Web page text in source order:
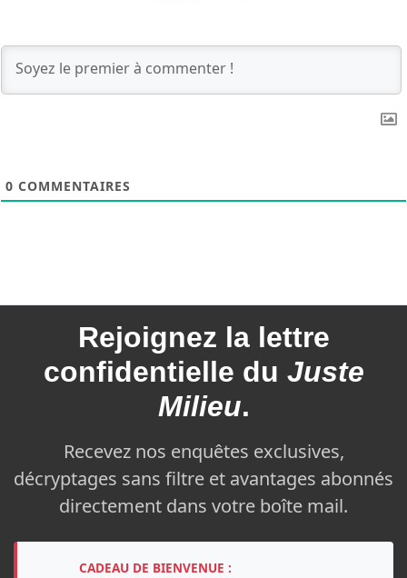
0 COMMENTAIRES
Rejoignez la lettre
confidentielle du Juste
Milieu.
Recevez nos enquêtes exclusives,
décryptages sans filtre et avantages abonnés
directement dans votre boîte mail.
CADEAU DE BIENVENUE :